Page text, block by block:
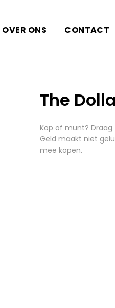
OVER ONS CONTACT
The
Kop of munt? Draag
Geld maakt niet
mee kopen.